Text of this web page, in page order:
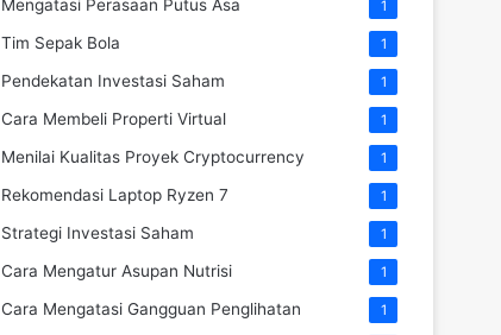
Mengatasi Perasaan Putus Asa 1
Tim Sepak Bola 1
Pendekatan Investasi Saham 1
Cara Membeli Properti Virtual 1
Menilai Kualitas Proyek Cryptocurrency 1
Rekomendasi Laptop Ryzen 7 1
Strategi Investasi Saham 1
Cara Mengatur Asupan Nutrisi 1
Cara Mengatasi Gangguan Penglihatan 1